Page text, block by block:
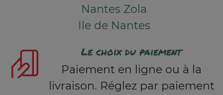
Nantes Zola
Ile de Nantes
Le choix du paiement
Paiement en ligne ou à la
livraison. Réglez par paiement